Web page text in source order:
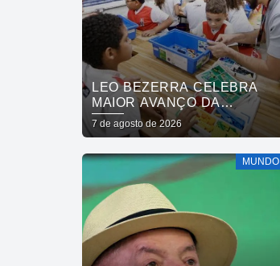
LEO BEZERRA CELEBRA
MAIOR AVANÇO DA
EDUCAÇÃO DE JOÃO
PESSOA NO IDEB ENTRE
7 de agosto de 2026
MUNDO